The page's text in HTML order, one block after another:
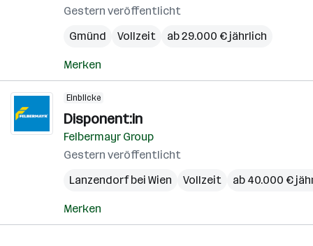
Gestern veröffentlicht
Gmünd
Vollzeit ab 29.000 € jährlich
Merken
Einblicke
Disponent:in
Felbermayr Group
Gestern veröffentlicht
Lanzendorf bei Wien
Vollzeit ab 40.000 €
Merken